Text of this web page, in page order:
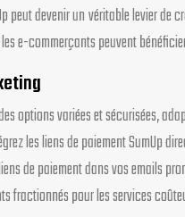
peut devenir un véritable levier
e-commerçants peuvent
options variées et sécurisées,
les liens de paiement SumUp
de paiement dans vos emails
fractionnés pour les services